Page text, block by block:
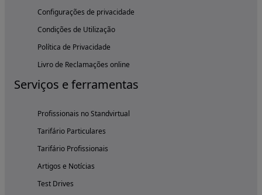
Configurações de privacidade
Condições de Utilização
Política de Privacidade
Livro de Reclamações online
Serviços e ferramentas
Profissionais no Standvirtual
Tarifário Particulares
Tarifário Profissionais
Artigos e Notícias
Test Drives